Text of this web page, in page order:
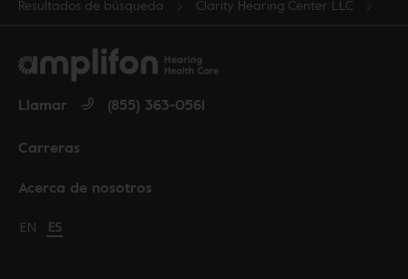
Resultados de búsqueda
Clarity Hearing Center LLC
Acerca de nosotros
Carreras
Llamar (855) 363-0561
Change language to English
EN Cambiar idioma a español
ES